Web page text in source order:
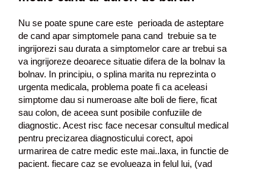
Nu se poate spune care este perioada de asteptare
de cand apar simptomele pana cand trebuie sa te
ingrijorezi sau durata a simptomelor care ar trebui sa
va ingrijoreze deoarece situatie difera de la bolnav la
bolnav. In principiu, o splina marita nu reprezinta o
urgenta medicala, problema poate fi ca aceleasi
simptome dau si numeroase alte boli de fiere, ficat
sau colon, de aceea sunt posibile confuziile de
diagnostic. Acest risc face necesar consultul medical
pentru precizarea diagnosticului corect, apoi
urmarirea de catre medic este mai..laxa, in functie de
pacient. fiecare caz se evolueaza in felul lui, (vad